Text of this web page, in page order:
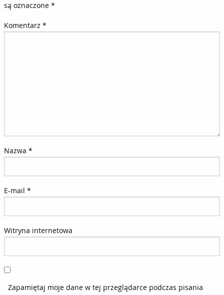
są oznaczone *
Komentarz *
Nazwa *
E-mail *
Witryna internetowa
Zapamiętaj moje dane w tej przeglądarce podczas pisania